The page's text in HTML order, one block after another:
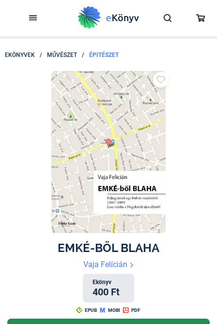
EKÖNYVEK / MŰVÉSZET / ÉPITÉSZET
EMKÉ-BŐL BLAHA
Vaja Felícián
Ekönyv
400 Ft
EPUB MOBI PDF